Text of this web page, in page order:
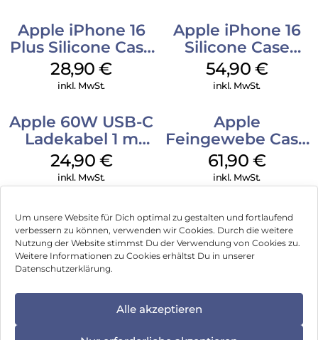
Um unsere Website für Dich optimal zu gestalten und fortlaufend
verbessern zu können, verwenden wir Cookies. Durch die weitere
Nutzung der Website stimmst Du der Verwendung von Cookies zu.
Weitere Informationen zu Cookies erhältst Du in unserer
Datenschutzerklärung.
Alle akzeptieren
Apple iPhone 16
Plus Silicone Case
MagSafe Black
28,90€
inkl. MwSt.
Apple iPhone 16
Silicone Case
MagSafe Lake
Green
54,90 €
inkl. MwSt.
Apple 60W USB-C
Ladekabel 1 m
Weiß
24,90 €
inkl. MwSt.
Apple
Feingewebe Case
iPhone 15 Pro
MagSafe Schwarz
61,90 €
inkl. MwSt.
Impressum